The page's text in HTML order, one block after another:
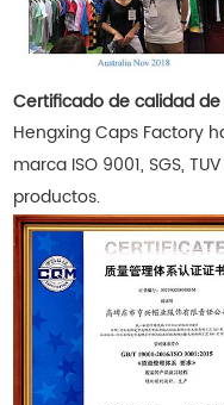
Certificado de calidad
Hengxing Caps Factory
marca ISO 9001, SGS,
productos.